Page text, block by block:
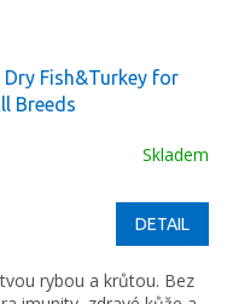
Dry Fish&Turkey for
Breeds
Skladem
DETAIL
rybou a krůtou. Bez